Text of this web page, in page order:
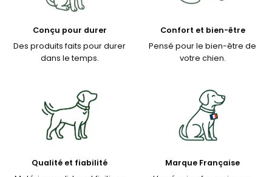
Conçu pour durer
Des produits faits pour durer
dans le temps.
Confort et bien-être
Pensé pour le bien-être de
votre chien.
Qualité et fiabilité
Marque Française